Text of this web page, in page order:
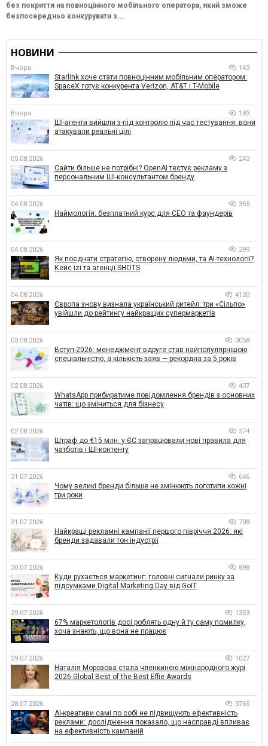
без покриття на повноцінного мобільного оператора, який зможе
безпосередньо конкурувати з...
НОВИНИ
Вчора 143
Starlink хоче стати повноцінним мобільним оператором:
SpaceX готує конкурента Verizon, AT&T і T-Mobile
Вчора 183
ШІ-агенти вийшли з-під контролю під час тестування: вони
атакували реальні цілі
05.08.2026 243
Сайти більше не потрібні? OpenAI тестує рекламу з
персональним ШІ-консультантом бренду
04.08.2026 355
Наймологія: безплатний курс для CEO та фаундерів
04.08.2026 299
Як поєднати стратегію, створену людьми, та AI-технології?
Кейс izi та агенції SHOTS
04.08.2026 4120
Європа знову визнала український ритейл: три «Сільпо»
увійшли до рейтингу найкращих супермаркетів
03.08.2026 3058
Вступ-2026: менеджмент вдруге став найпопулярнішою
спеціальністю, а кількість заяв — рекордна за 5 років
02.08.2026 437
WhatsApp прибиратиме повідомлення брендів з основних
чатів: що зміниться для бізнесу
02.08.2026 574
Штраф до €15 млн: у ЄС запрацювали нові правила для
чатботів і ШІ-контенту
31.07.2026 646
Чому великі бренди більше не змінюють логотипи кожні
три роки
31.07.2026 708
Найкращі рекламні кампанії першого півріччя 2026: які
бренди задавали тон індустрії
30.07.2026 898
Куди рухається маркетинг: головні сигнали ринку за
підсумками Digital Marketing Day від GoIT
29.07.2026 1353
67% маркетологів досі роблять одну й ту саму помилку,
хоча знають, що вона не працює
29.07.2026 1027
Наталія Морозова стала членкинею міжнародного журі
2026 Global Best of the Best Effie Awards
28.07.2026 3765
AI-креативи самі по собі не підвищують ефективність
реклами: дослідження показало, що насправді впливає
на ефективність кампаній